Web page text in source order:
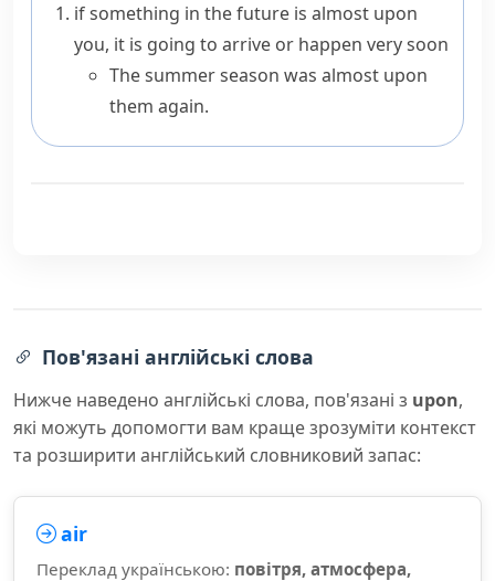
if something in the future is almost upon
you, it is going to arrive or happen very soon
The summer season was almost upon
them again.
Пов'язані англійські слова
Нижче наведено англійські слова, пов'язані з upon,
які можуть допомогти вам краще зрозуміти контекст
та розширити англійський словниковий запас:
air
Переклад українською: повітря, атмосфера,